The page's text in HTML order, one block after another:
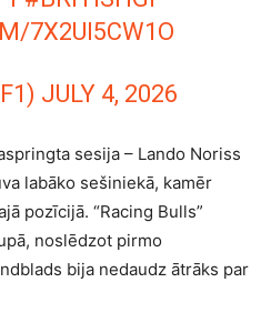
7X2UI5CW1O
JULY 4, 2026
sesija – Lando Noriss
labāko sešiniekā, kamēr
pozīcijā. “Racing Bulls”
noslēdzot pirmo
bija nedaudz ātrāks par